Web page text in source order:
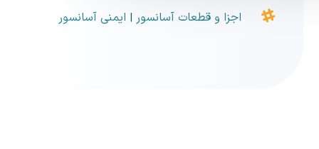
 اجزا و قطعات آسانسور | ایمنی آسانسور